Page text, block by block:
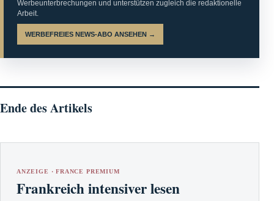
Werbeunterbrechungen und unterstützen zugleich die redaktionelle
Arbeit.
WERBEFREIES NEWS-ABO ANSEHEN →
Ende des Artikels
ANZEIGE · FRANCE PREMIUM
Frankreich intensiver lesen